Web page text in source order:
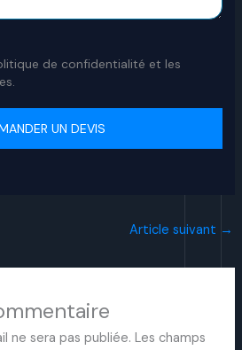
de confidentialité et les
UN DEVIS
Article suivant →
ne sera pas publiée. Les champs